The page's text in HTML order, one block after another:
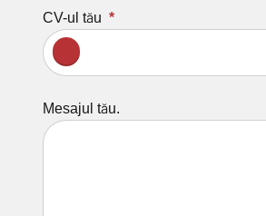
CV-ul tău
Mesajul tău.